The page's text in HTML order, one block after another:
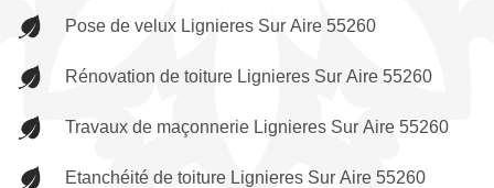
Pose de velux Lignieres Sur Aire 55260
Rénovation de toiture Lignieres Sur Aire 55260
Travaux de maçonnerie Lignieres Sur Aire 55260
Etanchéité de toiture Lignieres Sur Aire 55260